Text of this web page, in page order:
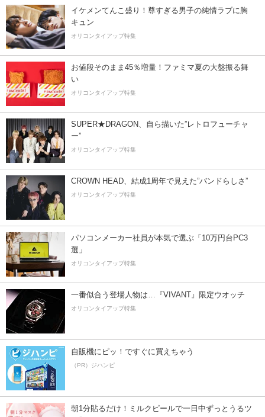
イケメンてんこ盛り！尊すぎる男子の純情ラブに胸
キュン
オリコンタイアップ特集
お値段そのまま45％増量！ファミマ夏の大盤振る舞
い
オリコンタイアップ特集
SUPER★DRAGON、自ら描いた”レトロフューチャ
ー”
オリコンタイアップ特集
CROWN HEAD、結成1周年で見えた”バンドらしさ”
オリコンタイアップ特集
パソコンメーカー社員が本気で選ぶ「10万円台PC3
選」
オリコンタイアップ特集
一番似合う登場人物は…『VIVANT』限定ウオッチ
オリコンタイアップ特集
自販機にピッ！ですぐに買えちゃう
（PR）ジハンピ
朝1分貼るだけ！ミルクピールで一日中ずっとうるツ